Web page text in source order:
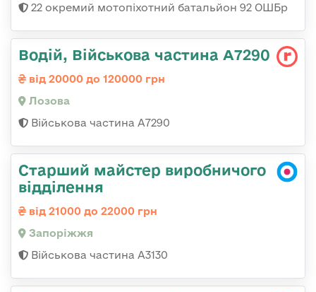
22 окремий мотопіхотний батальйон 92 ОШБр
Водій, Військова частина А7290
від 20000 до 120000 грн
Лозова
Військова частина А7290
Старший майстер виробничого
відділення
від 21000 до 22000 грн
Запоріжжя
Військова частина А3130